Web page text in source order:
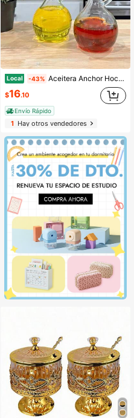
Local -43% Aceitera Anchor Hocking 980R Presence con tapón
$16.10
Envío Rápido
1Hay otros vendedores